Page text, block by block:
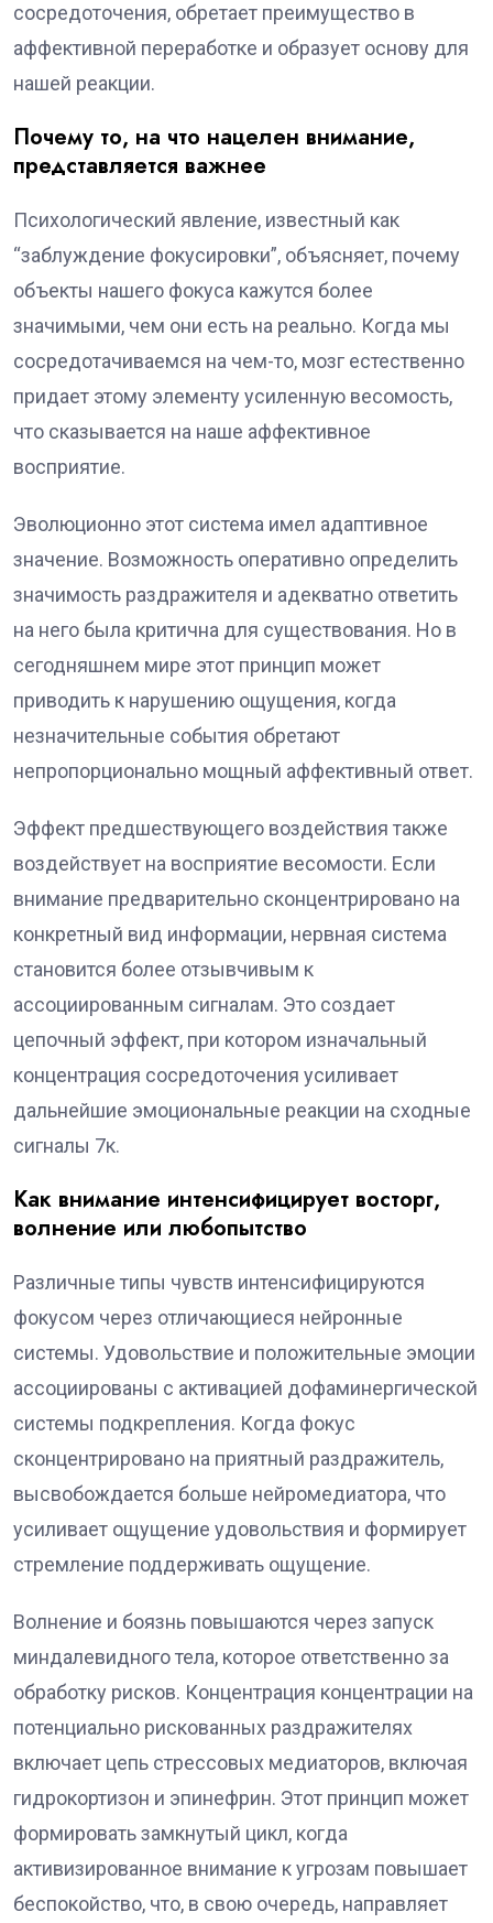
сосредоточения, обретает преимущество в
аффективной переработке и образует основу для
нашей реакции.
Почему то, на что нацелен внимание,
представляется важнее
Психологический явление, известный как
“заблуждение фокусировки”, объясняет, почему
объекты нашего фокуса кажутся более
значимыми, чем они есть на реально. Когда мы
сосредотачиваемся на чем-то, мозг естественно
придает этому элементу усиленную весомость,
что сказывается на наше аффективное
восприятие.
Эволюционно этот система имел адаптивное
значение. Возможность оперативно определить
значимость раздражителя и адекватно ответить
на него была критична для существования. Но в
сегодняшнем мире этот принцип может
приводить к нарушению ощущения, когда
незначительные события обретают
непропорционально мощный аффективный ответ.
Эффект предшествующего воздействия также
воздействует на восприятие весомости. Если
внимание предварительно сконцентрировано на
конкретный вид информации, нервная система
становится более отзывчивым к
ассоциированным сигналам. Это создает
цепочный эффект, при котором изначальный
концентрация сосредоточения усиливает
дальнейшие эмоциональные реакции на сходные
сигналы 7к.
Как внимание интенсифицирует восторг,
волнение или любопытство
Различные типы чувств интенсифицируются
фокусом через отличающиеся нейронные
системы. Удовольствие и положительные эмоции
ассоциированы с активацией дофаминергической
системы подкрепления. Когда фокус
сконцентрировано на приятный раздражитель,
высвобождается больше нейромедиатора, что
усиливает ощущение удовольствия и формирует
стремление поддерживать ощущение.
Волнение и боязнь повышаются через запуск
миндалевидного тела, которое ответственно за
обработку рисков. Концентрация концентрации на
потенциально рискованных раздражителях
включает цепь стрессовых медиаторов, включая
гидрокортизон и эпинефрин. Этот принцип может
формировать замкнутый цикл, когда
активизированное внимание к угрозам повышает
беспокойство, что, в свою очередь, направляет